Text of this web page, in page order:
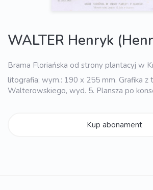
WALTER Henryk
Brama Floriańska od strony plantacyj w
litografia; wym.: 190 x 255 mm. Grafika z
Walterowskiego, wyd. 5. Plansza po
Kup abonament